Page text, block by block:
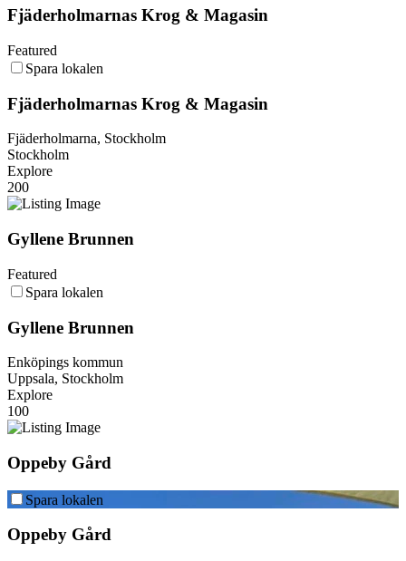
Fjäderholmarnas Krog & Magasin
Featured
Spara lokalen
Fjäderholmarnas Krog & Magasin
Fjäderholmarna, Stockholm
Stockholm
Explore
200
Gyllene Brunnen
Featured
Spara lokalen
Gyllene Brunnen
Enköpings kommun
Uppsala, Stockholm
Explore
100
Oppeby Gård
Spara lokalen
Oppeby Gård